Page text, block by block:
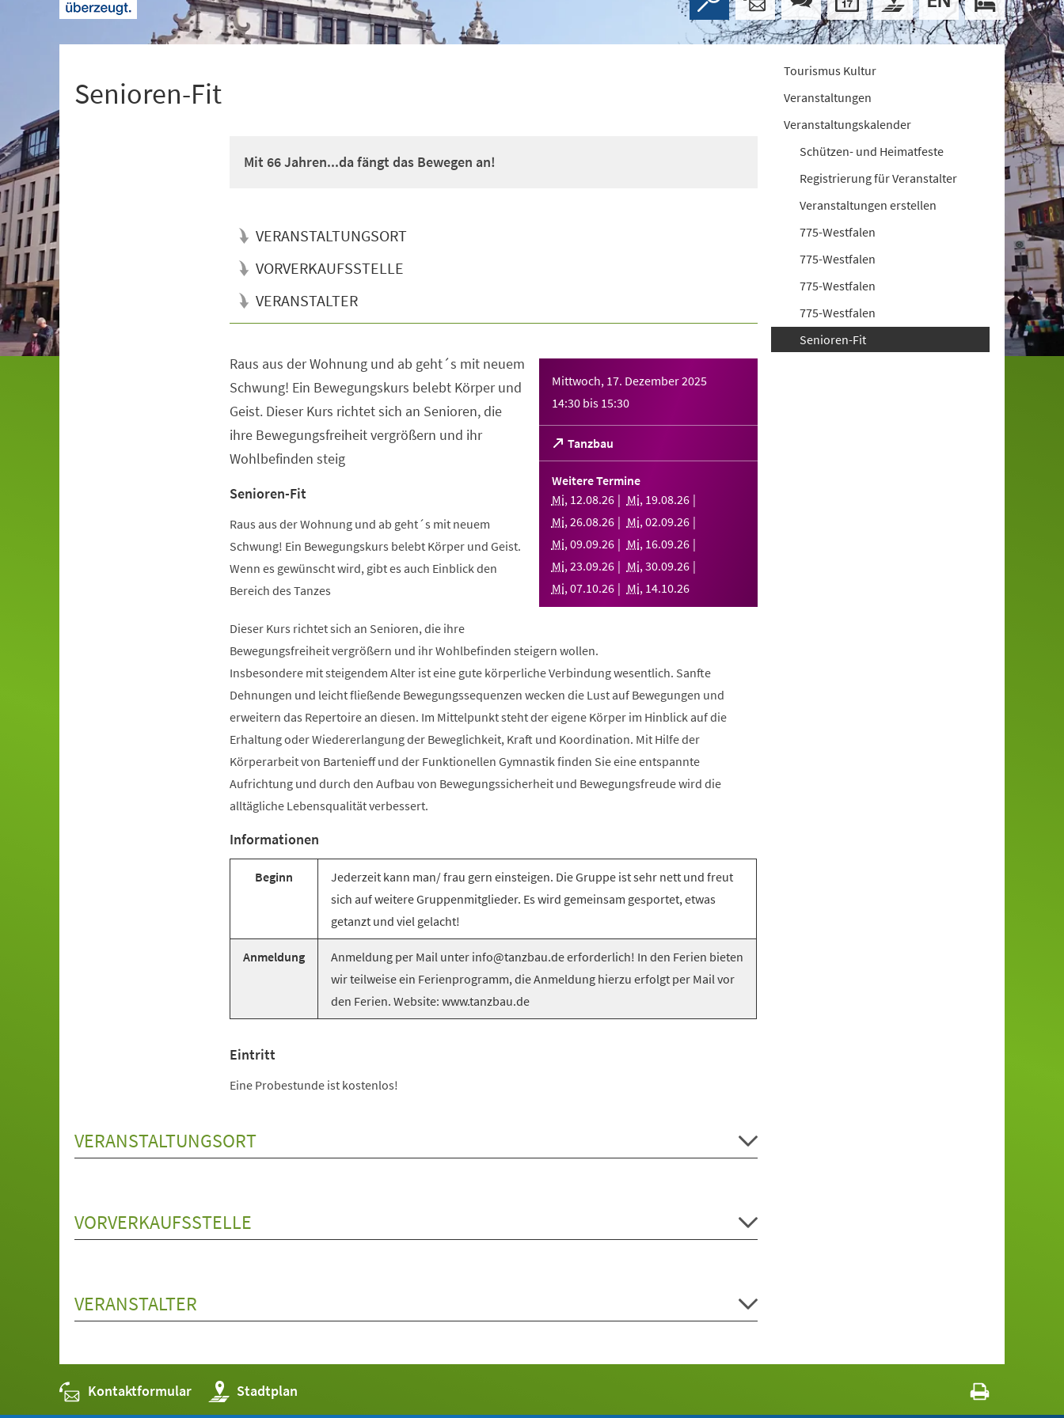
Senioren-Fit
Mit 66 Jahren...da fängt das Bewegen an!
VERANSTALTUNGSORT
VORVERKAUFSSTELLE
VERANSTALTER
Mittwoch, 17. Dezember 2025
14:30 bis 15:30
Tanzbau
(Öffnet
in
einem
neuen
Tab)
Weitere Termine
Mi, 12.08.26 Mi, 19.08.26
Mi,26.08.26 Mi,02.09.26
Mi,09.09.26 Mi, 16.09.26
Mi,23.09.26 Mi,30.09.26
Mi,07.10.26 Mi, 14.10.26
Raus aus der Wohnung und ab geht´s mit neuem
Schwung! Ein Bewegungskurs belebt Körper und
Geist. Dieser Kurs richtet sich an Senioren, die
ihre Bewegungsfreiheit vergrößern und ihr
Wohlbefinden steig
Senioren-Fit
Raus aus der Wohnung und ab geht´s mit neuem
Schwung! Ein Bewegungskurs belebt Körper und Geist.
Wenn es gewünscht wird, gibt es auch Einblick den
Bereich des Tanzes
Dieser Kurs richtet sich an Senioren, die ihre
Bewegungsfreiheit vergrößern und ihr Wohlbefinden steigern wollen.
Insbesondere mit steigendem Alter ist eine gute körperliche Verbindung wesentlich. Sanfte
Dehnungen und leicht fließende Bewegungssequenzen wecken die Lust auf Bewegungen und
erweitern das Repertoire an diesen. Im Mittelpunkt steht der eigene Körper im Hinblick auf die
Erhaltung oder Wiedererlangung der Beweglichkeit, Kraft und Koordination. Mit Hilfe der
Körperarbeit von Bartenieff und der Funktionellen Gymnastik finden Sie eine entspannte
Aufrichtung und durch den Aufbau von Bewegungssicherheit und Bewegungsfreude wird die
alltägliche Lebensqualität verbessert.
Informationen
Beginn
Jederzeit kann man/ frau gern einsteigen. Die Gruppe ist sehr nett und freut
sich auf weitere Gruppenmitglieder. Es wird gemeinsam gesportet, etwas
getanzt und viel gelacht!
Anmeldung
Anmeldung per Mail unter info@tanzbau.de erforderlich! In den Ferien bieten
wir teilweise ein Ferienprogramm, die Anmeldung hierzu erfolgt per Mail vor
den Ferien. Website: www.tanzbau.de
Eintritt
Eine Probestunde ist kostenlos!
VERANSTALTUNGSORT
VORVERKAUFSSTELLE
VERANSTALTER
Tourismus Kultur
Veranstaltungen
Veranstaltungskalender
Schützen- und Heimatfeste
Registrierung für Veranstalter
Veranstaltungen erstellen
775-Westfalen
775-Westfalen
775-Westfalen
775-Westfalen
Senioren-Fit
Kontaktformular Stadtplan
(Öffnet
in